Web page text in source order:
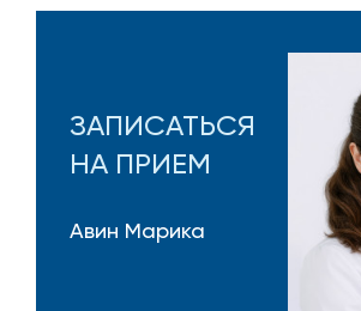
ЗАПИСАТЬСЯ
НА ПРИЕМ
Авин Марика